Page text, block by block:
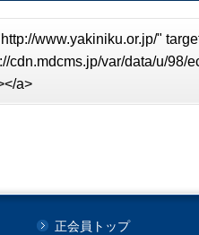
www.yakiniku.or.jp/"
cdn.mdcms.jp/var/data/u/98/
a>
正会員トップ